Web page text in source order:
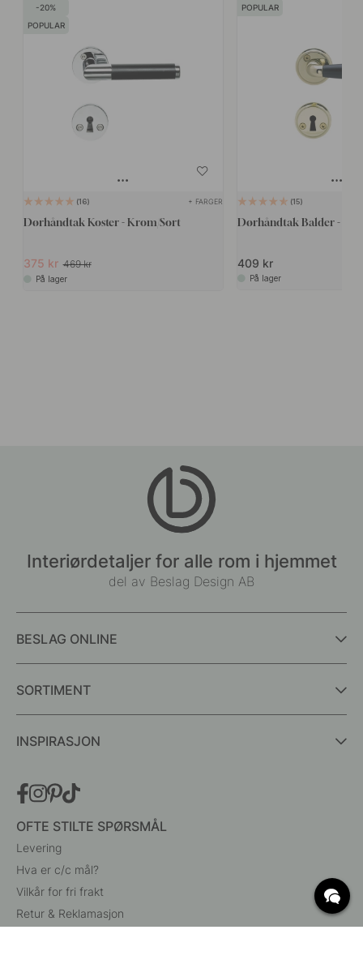
20
POPULAR
16 + FARGER
Dørhåndtak Koster - Krom/Sort
375 kr 469 kr
På lager
POPULAR
15
Dørhåndtak Balder -
409 kr
På lager
Interiørdetaljer for alle rom i hjemmet
del av Beslag Design AB
BESLAG ONLINE
SORTIMENT
INSPIRASJON
OFTE STILTE SPØRSMÅL
Levering
Hva er c/c mål?
Vilkår for fri frakt
Retur & Reklamasjon